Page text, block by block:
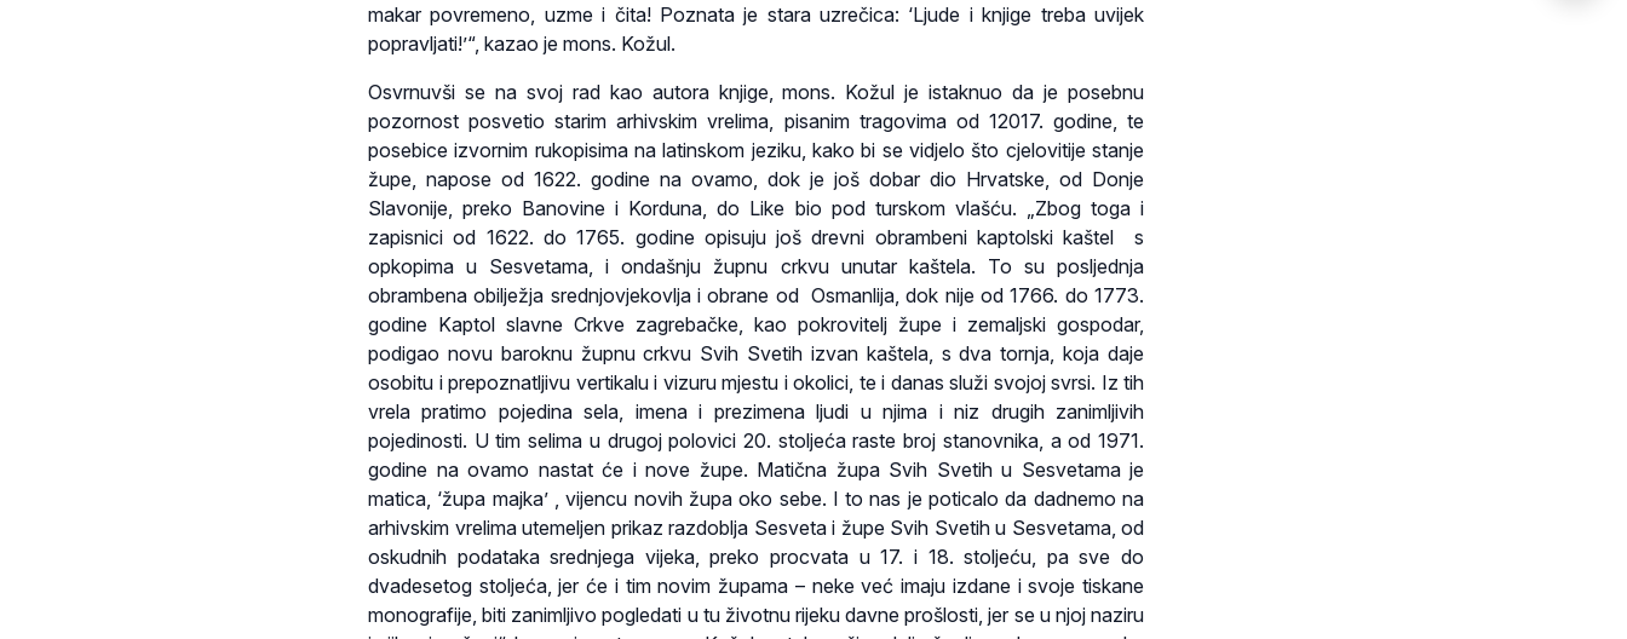
makar povremeno, uzme i čita! Poznata je stara uzrečica: ‘Ljude i knjige treba uvijek
popravljati!’“, kazao je mons. Kožul.
Osvrnuvši se na svoj rad kao autora knjige, mons. Kožul je istaknuo da je posebnu
pozornost posvetio starim arhivskim vrelima, pisanim tragovima od 12017. godine, te
posebice izvornim rukopisima na latinskom jeziku, kako bi se vidjelo što cjelovitije stanje
župe, napose od 1622. godine na ovamo, dok je još dobar dio Hrvatske, od Donje
Slavonije, preko Banovine i Korduna, do Like bio pod turskom vlašću. „Zbog toga i
zapisnici od 1622. do 1765. godine opisuju još drevni obrambeni kaptolski kaštel s
opkopima u Sesvetama, i ondašnju župnu crkvu unutar kaštela. To su posljednja
obrambena obilježja srednjovjekovlja i obrane od Osmanlija, dok nije od 1766. do 1773.
godine Kaptol slavne Crkve zagrebačke, kao pokrovitelj župe i zemaljski gospodar,
podigao novu baroknu župnu crkvu Svih Svetih izvan kaštela, s dva tornja, koja daje
osobitu i prepoznatljivu vertikalu i vizuru mjestu i okolici, te i danas služi svojoj svrsi. Iz tih
vrela pratimo pojedina sela, imena i prezimena ljudi u njima i niz drugih zanimljivih
pojedinosti. U tim selima u drugoj polovici 20. stoljeća raste broj stanovnika, a od 1971.
godine na ovamo nastat će i nove župe. Matična župa Svih Svetih u Sesvetama je
matica, ‘župa majka’ , vijencu novih župa oko sebe. I to nas je poticalo da dadnemo na
arhivskim vrelima utemeljen prikaz razdoblja Sesveta i župe Svih Svetih u Sesvetama, od
oskudnih podataka srednjega vijeka, preko procvata u 17. i 18. stoljeću, pa sve do
dvadesetog stoljeća, jer će i tim novim župama – neke već imaju izdane i svoje tiskane
monografije, biti zanimljivo pogledati u tu životnu rijeku davne prošlosti, jer se u njoj naziru